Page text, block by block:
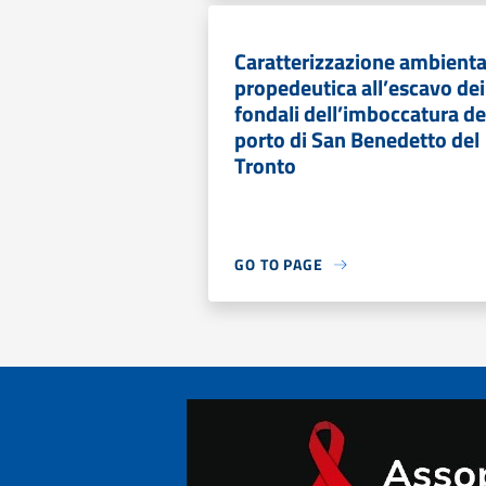
Caratterizzazione
propedeutica all’escavo dei
fondali dell’imboccatura
porto di San Benedetto del
Tronto
GO TO PAGE